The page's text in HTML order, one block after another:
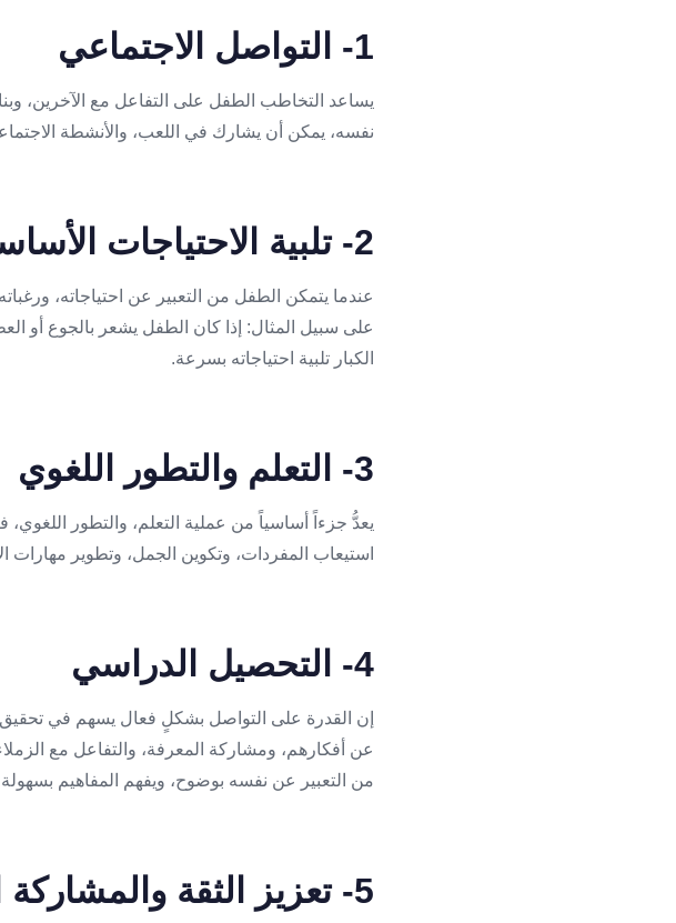
1- التواصل الاجتماعي
يساعد التخاطب الطفل على التفاعل مع الآخرين،
نفسه، يمكن أن يشارك في اللعب، والأنشطة
2- تلبية الاحتياجات الأساسية
عندما يتمكن الطفل من التعبير عن احتياجاته،
على سبيل المثال: إذا كان الطفل يشعر بالجوع أو
الكبار تلبية احتياجاته بسرعة.
3- التعلم والتطور اللغوي
يعدُّ جزءاً أساسياً من عملية التعلم، والتطور
استيعاب المفردات، وتكوين الجمل، وتطوير مهارات
4- التحصيل الدراسي
إن القدرة على التواصل بشكلٍ فعال يسهم في تحقيق
عن أفكارهم، ومشاركة المعرفة، والتفاعل مع
من التعبير عن نفسه بوضوح، ويفهم المفاهيم بسهولة
5- تعزيز الثقة والمشاركة الاجتماعية